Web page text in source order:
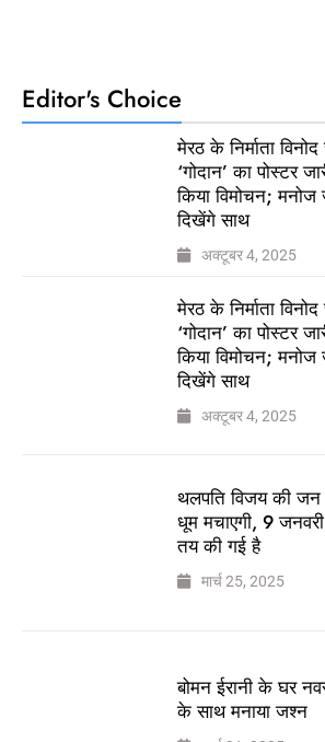
Editor's Choice
मेरठ के निर्माता
‘गोदान’ का पोस्टर
किया विमोचन; मनोज
दिखेंगे साथ
अक्टूबर 4, 2025
मेरठ के निर्माता
‘गोदान’ का पोस्टर
किया विमोचन; मनोज
दिखेंगे साथ
अक्टूबर 4, 2025
थलपति विजय की
धूम मचाएगी, 9
तय की गई है
मार्च 25, 2025
बोमन ईरानी के घर
के साथ मनाया जश्न